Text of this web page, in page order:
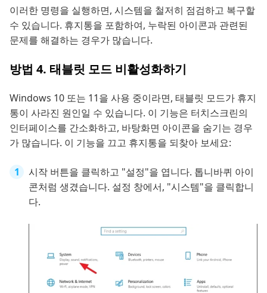
이러한 명령을 실행하면, 시스템을 철저히 점검하고 복구할
수 있습니다. 휴지통을 포함하여, 누락된 아이콘과 관련된
문제를 해결하는 경우가 많습니다.
방법 4. 태블릿 모드 비활성화하기
Windows 10 또는 11을 사용 중이라면, 태블릿 모드가 휴지
통이 사라진 원인일 수 있습니다. 이 기능은 터치스크린의
인터페이스를 간소화하고, 바탕화면 아이콘을 숨기는 경우
가 많습니다. 이 기능을 끄고 휴지통을 되찾아 보세요:
시작 버튼을 클릭하고 "설정"을 엽니다. 톱니바퀴 아이
콘처럼 생겼습니다. 설정 창에서, "시스템"을 클릭합니
다.